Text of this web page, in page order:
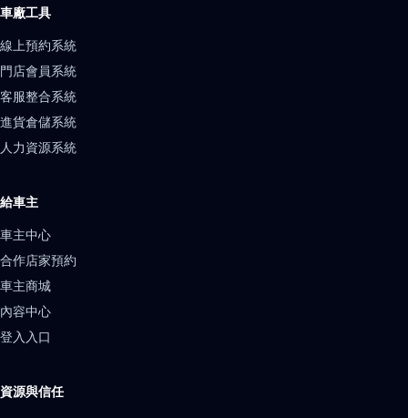
車廠工具
線上預約系統
門店會員系統
客服整合系統
進貨倉儲系統
人力資源系統
給車主
車主中心
合作店家預約
車主商城
內容中心
登入入口
資源與信任